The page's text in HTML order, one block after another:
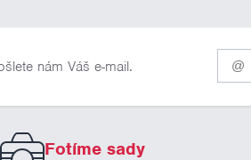
nám Váš e-mail.
Pro
odběr
Fotíme sady